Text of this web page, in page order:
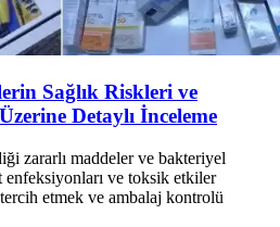
Sağlık Riskleri ve
Detaylı İnceleme
zararlı maddeler ve bakteriyel
ve toksik etkiler
etmek ve ambalaj kontrolü